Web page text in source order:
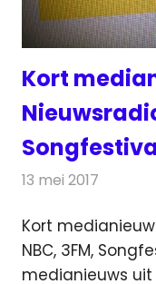
Kort
13 mei 2017
Kort
NBC, 3FM,
medianieuws